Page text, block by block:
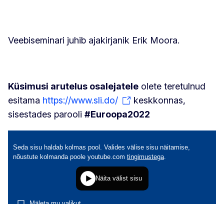
Veebiseminari juhib ajakirjanik Erik Moora.
Küsimusi arutelus osalejatele olete teretulnud
esitama https://www.sli.do/
keskkonnas,
sisestades parooli #Euroopa2022